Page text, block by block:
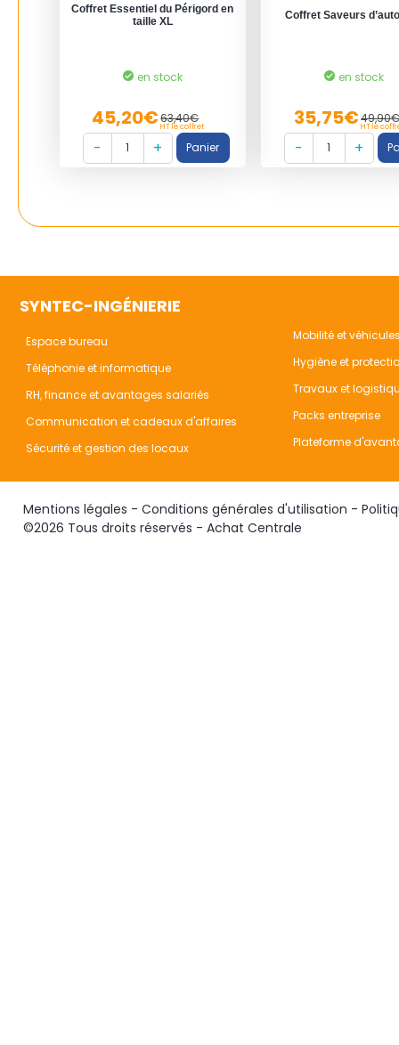
Coffret Essentiel du Périgord en
taille XL
en stock
45,20€63,40€
HT le coffret
Coffret Saveurs
en stock
35,75€ HT le
SYNTEC-INGÉNIERIE
Espace bureau
Téléphonie et informatique
RH, finance et avantages salariés
Communication et cadeaux d'affaires
Sécurité et gestion des locaux
Mobilité et
Hygiène et
Travaux et
Packs entreprise
Plateforme
Mentions légales - Conditions générales d'utilisation -
©2026 Tous droits réservés - Achat Centrale